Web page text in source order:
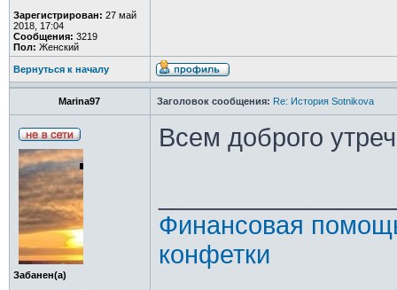
Зарегистрирован: 27 май
2018, 17:04
Сообщения: 3219
Пол: Женский
Вернуться к началу
Marina97 Заголовок сообщения: Re: История Sotnikova
Забанен(а)
Всем доброго
Финансовая
конфетки